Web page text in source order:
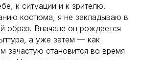
к ситуации и к зрителю.
костюма, я не закладываю в
образ. Вначале он рождается
а уже затем — как
зачастую становится во время